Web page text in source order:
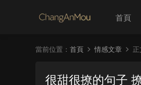
首頁
當前位置： 首頁 情感文章 正
很甜很撩的句子